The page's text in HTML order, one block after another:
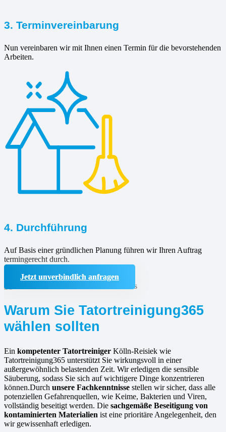
3. Terminvereinbarung
Nun vereinbaren wir mit Ihnen einen Termin für die bevorstehenden
Arbeiten.
4. Durchführung
Auf Basis einer gründlichen Planung führen wir Ihren Auftrag
termingerecht durch.
Jetzt unverbindlich anfragen
Warum Sie Tatortreinigung365
wählen sollten
Ein kompetenter Tatortreiniger Kölln-Reisiek wie
Tatortreinigung365 unterstützt Sie wirkungsvoll in einer
außergewöhnlich belastenden Zeit. Wir erledigen die sensible
Säuberung, sodass Sie sich auf wichtigere Dinge konzentrieren
können.Durch unsere Fachkenntnisse stellen wir sicher, dass alle
potenziellen Gefahrenquellen, wie Keime, Bakterien und Viren,
vollständig beseitigt werden. Die sachgemäße Beseitigung von
kontaminierten Materialien ist eine prioritäre Angelegenheit, den
wir gewissenhaft erledigen.